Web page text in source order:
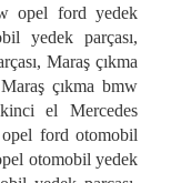
opel ford yedek
yedek parçası,
Maraş çıkma
çıkma bmw
el Mercedes
ford otomobil
otomobil yedek